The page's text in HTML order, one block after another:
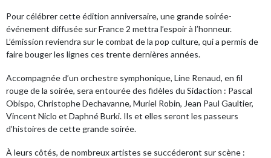
Pour célébrer cette édition anniversaire, une grande soirée-
événement diffusée sur France 2 mettra l’espoir à l’honneur.
L’émission reviendra sur le combat de la pop culture, qui a permis de
faire bouger les lignes ces trente dernières années.
Accompagnée d’un orchestre symphonique, Line Renaud, en fil
rouge de la soirée, sera entourée des fidèles du Sidaction : Pascal
Obispo, Christophe Dechavanne, Muriel Robin, Jean Paul Gaultier,
Vincent Niclo et Daphné Burki. Ils et elles seront les passeurs
d’histoires de cette grande soirée.
À leurs côtés, de nombreux artistes se succéderont sur scène :